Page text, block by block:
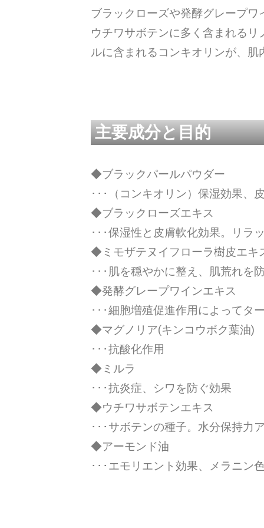
ブラックローズや発酵グレープ
ウチワサボテンに多く含まれる
ルに含まれるコンキオリンが、
主要成分と目的
◆ブラックパールパウダー
･･･（コンキオリン）保湿効果、
◆ブラックローズエキス
･･･保湿性と皮膚軟化効果。リラ
◆ミモザテヌイフローラ樹皮エキ
･･･肌を穏やかに整え、肌荒れを
◆発酵グレープワインエキス
･･･細胞増殖促進作用によってタ
◆マグノリア(キンコウボク葉油)
･･･抗酸化作用
◆ミルラ
･･･抗炎症、シワを防ぐ効果
◆ウチワサボテンエキス
･･･サボテンの種子。水分保持力
◆アーモンド油
･･･エモリエント効果、メラニン